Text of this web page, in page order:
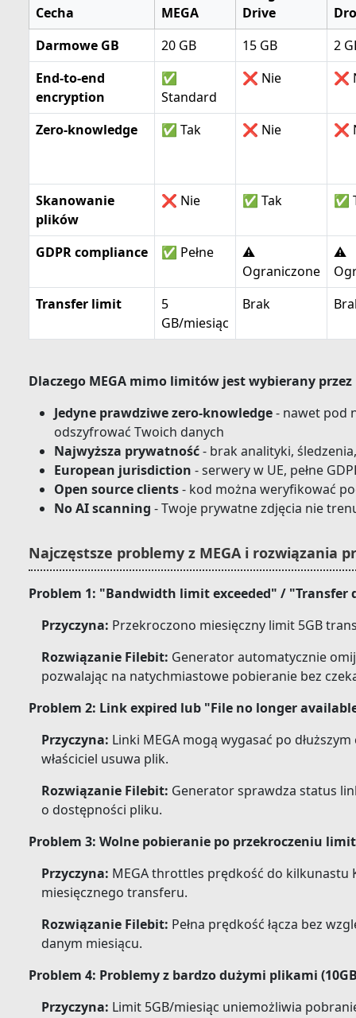
Cecha MEGA
Drive
Darmowe GB
20 GB 15 GB
2
End-to-end
encryption
✅
Standard
❌ Nie ❌
Zero-knowledge ✅ Tak ❌ Nie ❌
Skanowanie
plików
❌ Nie ✅ Tak ✅
GDPR compliance ✅ Pełne
⚠️
Ograniczone
⚠️
Transfer limit
5
GB/miesiąc
Brak
Dlaczego MEGA mimo limitów jest wybierany
Jedyne prawdziwe zero-knowledge- nawet pod
odszyfrować Twoich danych
Najwyższa prywatność- brak analityki,
European jurisdiction - serwery w UE, pełne
Open source clients- kod można weryfikować
No AI scanning - Twoje prywatne zdjęcia nie
Najczęstsze problemy z MEGA i rozwiązania
Problem 1: "Bandwidth limit exceeded" / "Transfer
Przyczyna: Przekroczono miesięczny limit 5GB
Rozwiązanie Filebit: Generator automatycznie
pozwalając na natychmiastowe pobieranie bez
Problem 2: Link expired lub "File no longer
Przyczyna: Linki MEGA mogą wygasać po
właściciel usuwa plik.
Rozwiązanie Filebit: Generator sprawdza status
o dostępności pliku.
Problem 3: Wolne pobieranie po przekroczeniu
Przyczyna: MEGA throttles prędkość do kilkunastu
miesięcznego transferu.
Rozwiązanie Filebit: Pełna prędkość łącza bez
danym miesiącu.
Problem 4: Problemy z bardzo dużymi plikami
Przyczyna: Limit 5GB/miesiąc uniemożliwia